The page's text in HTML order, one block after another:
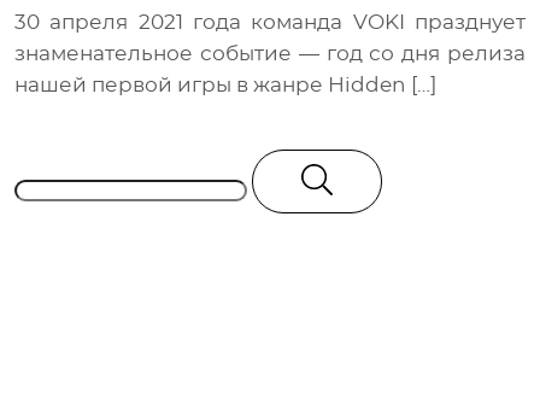
30 апреля 2021 года команда VOKI празднует
знаменательное событие — год со дня релиза
нашей первой игры в жанре Hidden […]